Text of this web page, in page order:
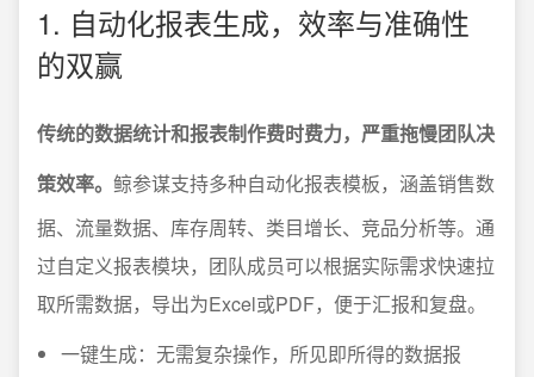
1. 自动化报表生成，效率与准确性
的双赢
传统的数据统计和报表制作费时费力，严重拖慢团队决
策效率。 鲸参谋支持多种自动化报表模板，涵盖销售数
据、流量数据、库存周转、类目增长、竞品分析等。通
过自定义报表模块，团队成员可以根据实际需求快速拉
取所需数据，导出为Excel或PDF，便于汇报和复盘。
一键生成：无需复杂操作，所见即所得的数据报